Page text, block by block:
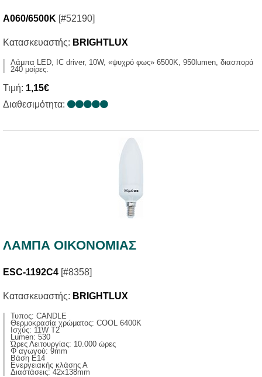
A060/6500K [#52190]
Κατασκευαστής: BRIGHTLUX
Λάμπα LED, IC driver, 10W, «ψυχρό φως» 6500Κ, 950lumen, διασπορά
240 μοίρες.
Τιμή: 1,15€
Διαθεσιμότητα:
ΛΑΜΠΑ ΟΙΚΟΝΟΜΙΑΣ
ESC-1192C4 [#8358]
Κατασκευαστής: BRIGHTLUX
Τυπος: CANDLE
Θερμοκρασία χρώματος: COOL 6400K
Ισχύς: 11W T2
Lumen: 530
Ώρες Λειτουργίας: 10.000 ώρες
Φ αγωγού: 9mm
Βάση E14
Ενεργειακής κλάσης Α
Διαστάσεις: 42x138mm